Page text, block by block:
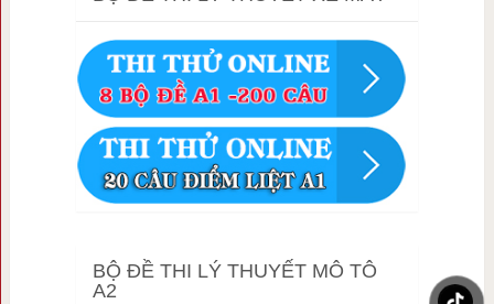
BỘ ĐỀ THI LÝ THUYẾT MÔ TÔ
A2